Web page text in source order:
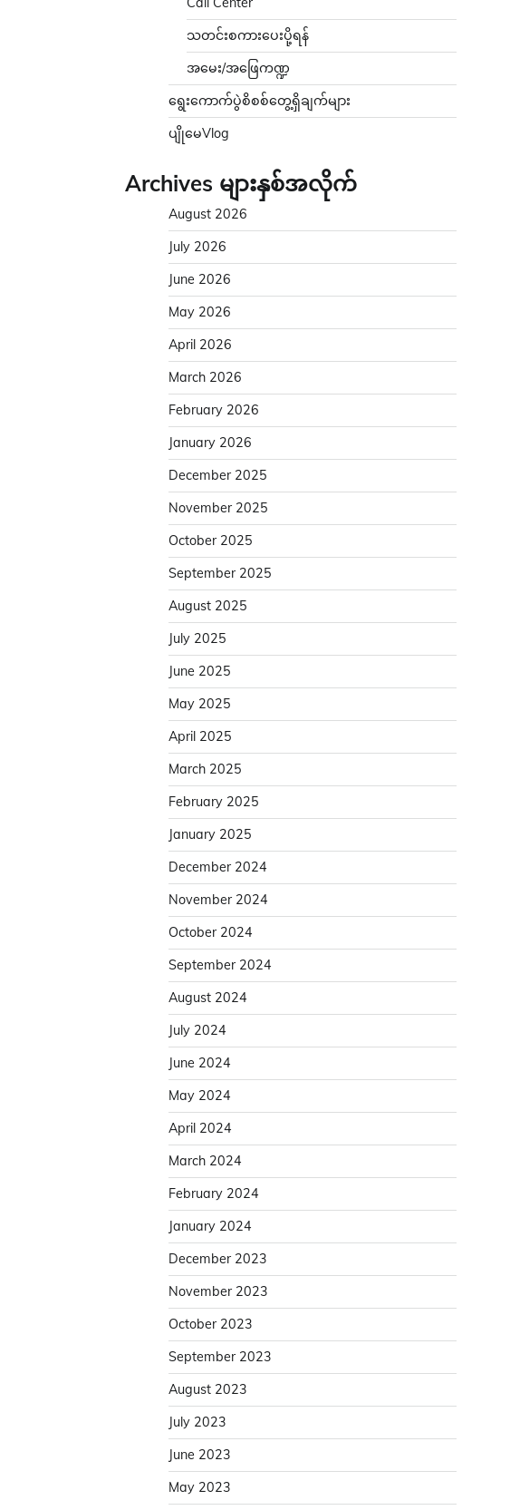
သတင်းစကားပေးပို့ရန်
အမေး/အဖြေကဏ္ဍ
ရွေးကောက်ပွဲစိစစ်တွေ့ရှိချက်များ
ပျိုမေVlog
Archives များနှစ်အလိုက်
August 2026
July 2026
June 2026
May 2026
April 2026
March 2026
February 2026
January 2026
December 2025
November 2025
October 2025
September 2025
August 2025
July 2025
June 2025
May 2025
April 2025
March 2025
February 2025
January 2025
December 2024
November 2024
October 2024
September 2024
August 2024
July 2024
June 2024
May 2024
April 2024
March 2024
February 2024
January 2024
December 2023
November 2023
October 2023
September 2023
August 2023
July 2023
June 2023
May 2023